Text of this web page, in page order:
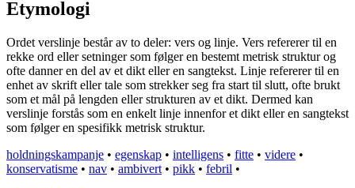
Etymologi
Ordet verslinje består av to deler: vers og linje. Vers refererer til en
rekke ord eller setninger som følger en bestemt metrisk struktur og
ofte danner en del av et dikt eller en sangtekst. Linje refererer til en
enhet av skrift eller tale som strekker seg fra start til slutt, ofte brukt
som et mål på lengden eller strukturen av et dikt. Dermed kan
verslinje forstås som en enkelt linje innenfor et dikt eller en sangtekst
som følger en spesifikk metrisk struktur.
holdningskampanje • egenskap • intelligens • fitte • videre •
konservatisme • nav • ambivert • pikk • febril •